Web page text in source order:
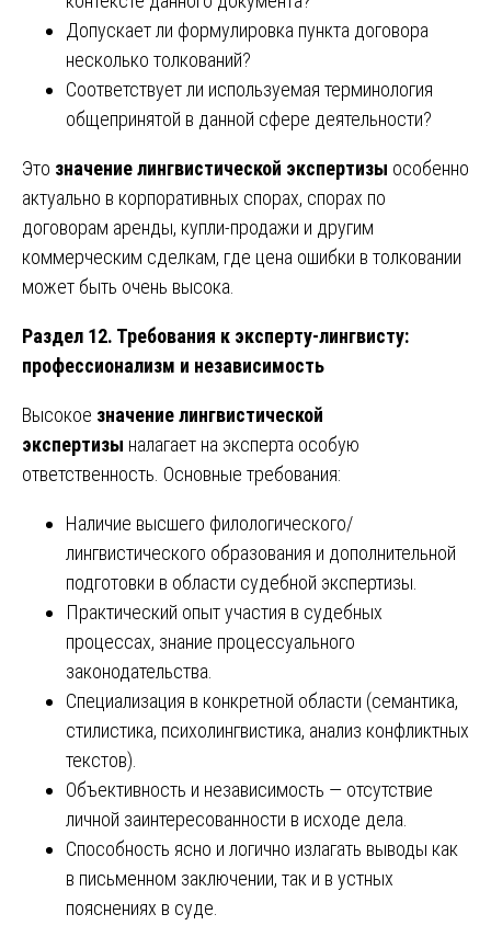
Допускает ли формулировка пункта договора
несколько толкований?
Соответствует ли используемая терминология
общепринятой в данной сфере деятельности?
Это значение лингвистической экспертизы особенно
актуально в корпоративных спорах, спорах по
договорам аренды, купли-продажи и другим
коммерческим сделкам, где цена ошибки в толковании
может быть очень высока.
Раздел 12. Требования к эксперту-лингвисту:
профессионализм и независимость
Высокое значение лингвистической
экспертизы налагает на эксперта особую
ответственность. Основные требования:
Наличие высшего филологического/
лингвистического образования и дополнительной
подготовки в области судебной экспертизы.
Практический опыт участия в судебных
процессах, знание процессуального
законодательства.
Специализация в конкретной области (семантика,
стилистика, психолингвистика, анализ конфликтных
текстов).
Объективность и независимость — отсутствие
личной заинтересованности в исходе дела.
Способность ясно и логично излагать выводы как
в письменном заключении, так и в устных
пояснениях в суде.